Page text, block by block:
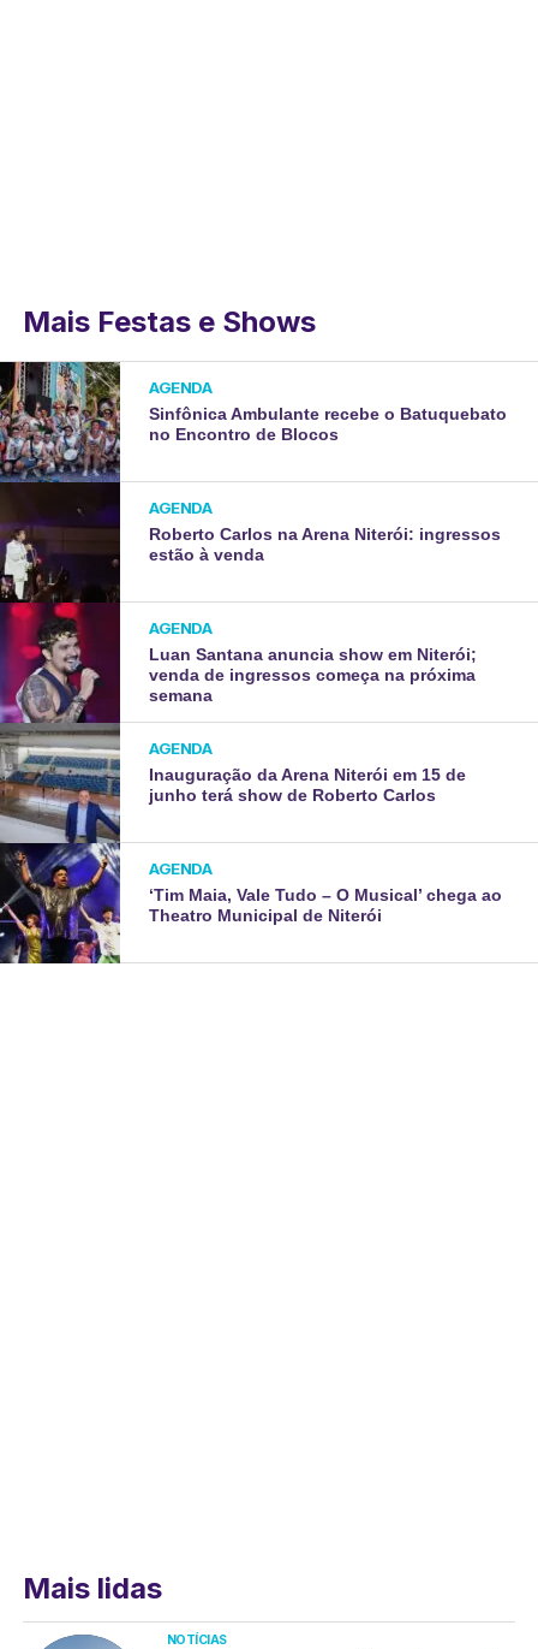
Mais Festas e Shows
AGENDA
Sinfônica Ambulante recebe o Batuquebato
no Encontro de Blocos
AGENDA
Roberto Carlos na Arena Niterói: ingressos
estão à venda
AGENDA
Luan Santana anuncia show em Niterói;
venda de ingressos começa na próxima
semana
AGENDA
Inauguração da Arena Niterói em 15 de
junho terá show de Roberto Carlos
AGENDA
‘Tim Maia, Vale Tudo – O Musical’ chega ao
Theatro Municipal de Niterói
Mais lidas
NOTÍCIAS